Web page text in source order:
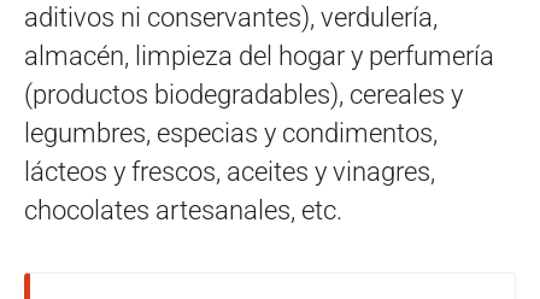
aditivos ni conservantes), verdulería,
almacén, limpieza del hogar y perfumería
(productos biodegradables), cereales y
legumbres, especias y condimentos,
lácteos y frescos, aceites y vinagres,
chocolates artesanales, etc.